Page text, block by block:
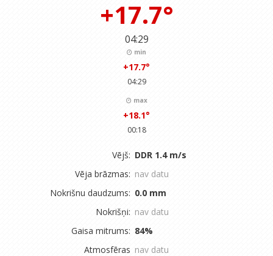
+17.7°
04:29
min
+17.7°
04:29
max
+18.1°
00:18
Vējš: DDR 1.4 m/s
Vēja brāzmas: nav datu
Nokrišnu daudzums: 0.0 mm
Nokrišņi: nav datu
Gaisa mitrums: 84%
Atmosfēras nav datu